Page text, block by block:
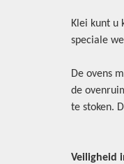
Klei kunt u
speciale
De ovens
de
te stoken.
Veiligheid